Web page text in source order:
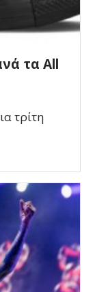
τα All
τρίτη